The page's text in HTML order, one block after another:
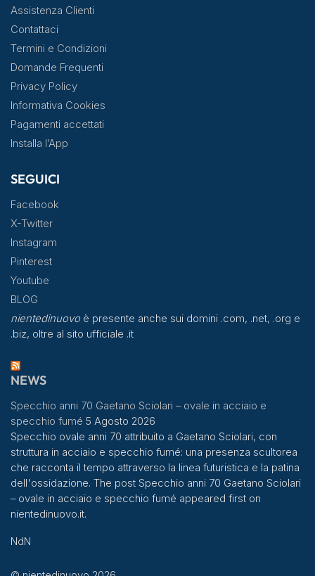
Assistenza Clienti
Contattaci
Termini e Condizioni
Domande Frequenti
Privacy Policy
Informativa Cookies
Pagamenti accettati
Installa l’App
SEGUICI
Facebook
X-Twitter
Instagram
Pinterest
Youtube
BLOG
nientedinuovoè presente anche sui domini .com, .net, .org e
.biz, oltre al sito ufficiale .it
NEWS
Specchio anni 70 Gaetano Sciolari – ovale in acciaio e
specchio fumé 5 Agosto 2026
Specchio ovale anni 70 attribuito a Gaetano Sciolari, con
struttura in acciaio e specchio fumé: una presenza scultorea
che racconta il tempo attraverso la linea futuristica e la patina
dell'ossidazione. The post Specchio anni 70 Gaetano Sciolari
– ovale in acciaio e specchio fumé appeared first on
nientedinuovo.it.
NdN